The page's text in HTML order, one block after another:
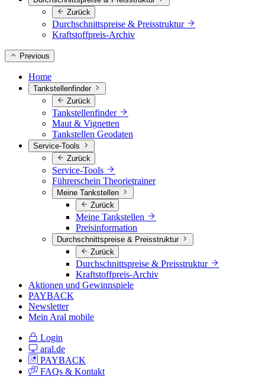
Zurück
Durchschnittspreise & Preisstruktur
Kraftstoffpreis-Archiv
Previous
Home
Tankstellenfinder
Zurück
Tankstellenfinder
Maut & Vignetten
Tankstellen Geodaten
Service-Tools
Zurück
Service-Tools
Führerschein Theorietrainer
Meine Tankstellen
Zurück
Meine Tankstellen
Preisinformation
Durchschnittspreise & Preisstruktur
Zurück
Durchschnittspreise & Preisstruktur
Kraftstoffpreis-Archiv
Aktionen und Gewinnspiele
PAYBACK
Newsletter
Mein Aral mobile
Login
aral.de
PAYBACK
FAQs & Kontakt